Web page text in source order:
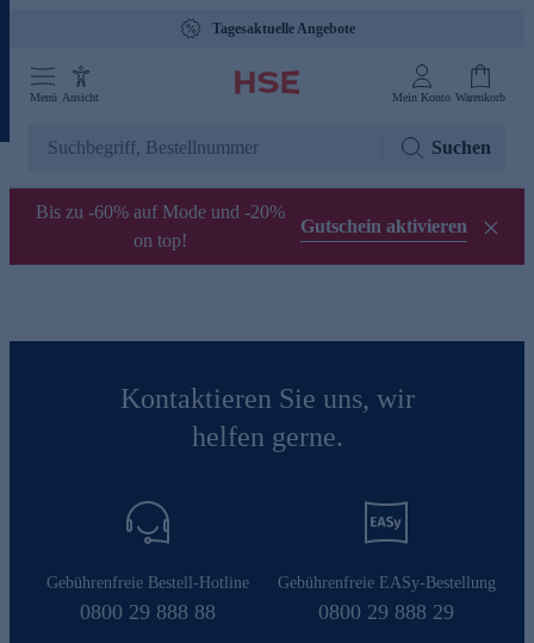
Tagesaktuelle Angebote
Menü Ansicht Mein Konto Warenkorb
Suchen
Bis zu -60% auf Mode und -20%
on top!
Gutschein aktivieren
Kontaktieren Sie uns, wir
helfen gerne.
Gebührenfreie Bestell-Hotline
0800 29 888 88
Gebührenfreie EASy-Bestellung
0800 29 888 29